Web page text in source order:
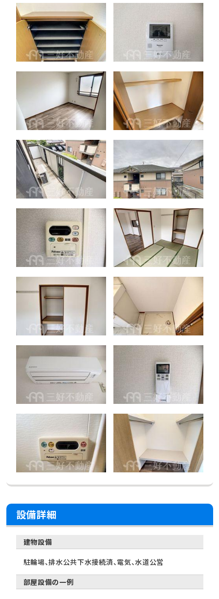
設備詳細
建物設備
駐輪場、排水公共下水接続済、電気、水道公営
部屋設備の一例